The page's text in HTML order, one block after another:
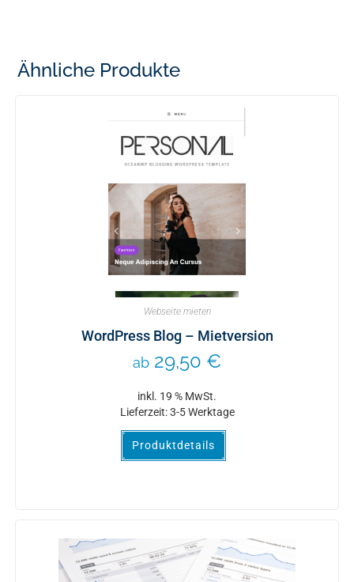
Ähnliche Produkte
Webseite mieten
WordPress Blog – Mietversion
ab 29,50 €
inkl. 19 % MwSt.
Lieferzeit:3-5 Werktage
Produktdetails